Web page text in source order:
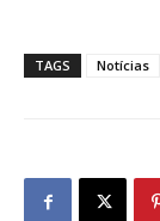
TAGS Notícias